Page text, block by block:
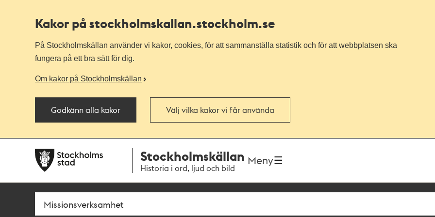
Kakor på stockholmskallan.stockholm.se
På Stockholmskällan använder vi kakor, cookies, för att sammanställa statistik och för att webbplatsen ska
fungera på ett bra sätt för dig.
Om kakor på Stockholmskällan
Godkänn alla kakor Välj vilka kakor vi får använda
navigationen
huvudinnehållet
Stockholmskällan
Historia i ord, ljud och bild
Meny
Sök